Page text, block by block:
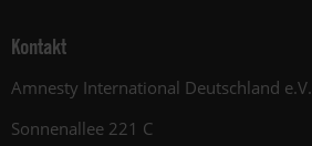
Kontakt
Amnesty International Deutschland e.V.
Sonnenallee 221 C